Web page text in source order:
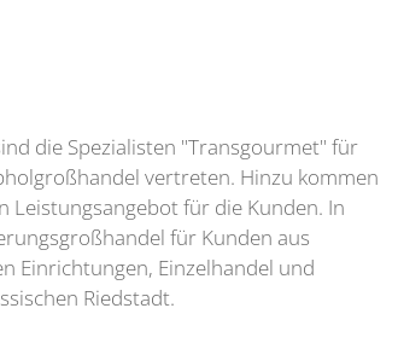
die Spezialisten "Transgourmet" für
vertreten. Hinzu kommen
für die Kunden. In
für Kunden aus
Einrichtungen, Einzelhandel und
Riedstadt.